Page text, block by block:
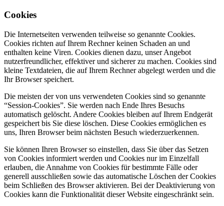
Cookies
Die Internetseiten verwenden teilweise so genannte Cookies.
Cookies richten auf Ihrem Rechner keinen Schaden an und
enthalten keine Viren. Cookies dienen dazu, unser Angebot
nutzerfreundlicher, effektiver und sicherer zu machen. Cookies sind
kleine Textdateien, die auf Ihrem Rechner abgelegt werden und die
Ihr Browser speichert.
Die meisten der von uns verwendeten Cookies sind so genannte
“Session-Cookies”. Sie werden nach Ende Ihres Besuchs
automatisch gelöscht. Andere Cookies bleiben auf Ihrem Endgerät
gespeichert bis Sie diese löschen. Diese Cookies ermöglichen es
uns, Ihren Browser beim nächsten Besuch wiederzuerkennen.
Sie können Ihren Browser so einstellen, dass Sie über das Setzen
von Cookies informiert werden und Cookies nur im Einzelfall
erlauben, die Annahme von Cookies für bestimmte Fälle oder
generell ausschließen sowie das automatische Löschen der Cookies
beim Schließen des Browser aktivieren. Bei der Deaktivierung von
Cookies kann die Funktionalität dieser Website eingeschränkt sein.